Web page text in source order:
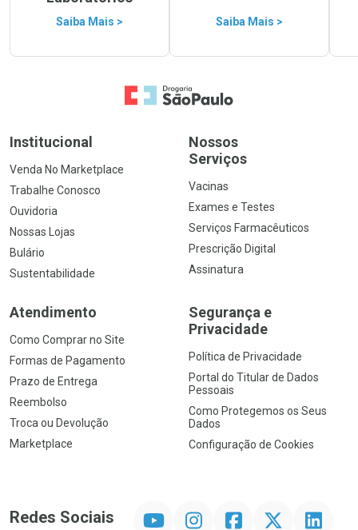
Saiba Mais > Saiba Mais >
Ir para a Home
Institucional
Venda No Marketplace
Trabalhe Conosco
Ouvidoria
Nossas Lojas
Bulário
Sustentabilidade
Nossos
Serviços
Vacinas
Exames e Testes
Serviços Farmacêuticos
Prescrição Digital
Assinatura
Atendimento
Como Comprar no Site
Formas de Pagamento
Prazo de Entrega
Reembolso
Troca ou Devolução
Marketplace
Segurança e
Privacidade
Política de Privacidade
Portal do Titular de Dados
Pessoais
Como Protegemos os Seus
Dados
Configuração de Cookies
Redes Sociais InstagramFacebookTwitter Linkedin